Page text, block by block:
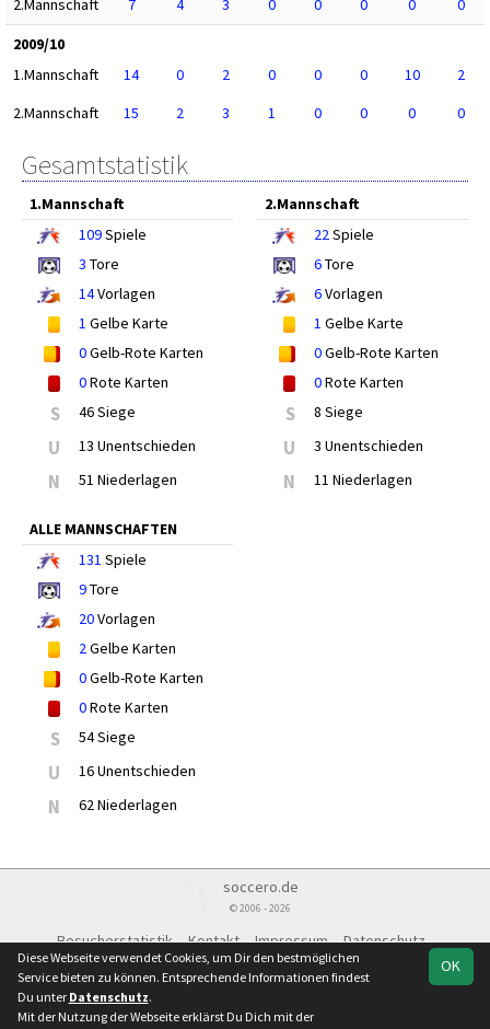
2.Mannschaft
7 4 3 0 0 0 0
0
2009/10
1.Mannschaft
14 0 2 0 0 0 10
2
2.Mannschaft
15 2 3 1 0 0 0 0
Gesamtstatistik
1.Mannschaft
109Spiele
3 Tore
14Vorlagen
1 Gelbe Karte
0Gelb-Rote Karten
0Rote Karten
S 46 Siege
U 13 Unentschieden
N 51 Niederlagen
2.Mannschaft
22Spiele
6Tore
6Vorlagen
1 Gelbe Karte
0Gelb-Rote Karten
0Rote Karten
S 8 Siege
U 3 Unentschieden
N 11 Niederlagen
ALLE MANNSCHAFTEN
131 Spiele
9Tore
20Vorlagen
2Gelbe Karten
0Gelb-Rote Karten
0Rote Karten
S 54 Siege
U 16 Unentschieden
N 62 Niederlagen
soccero.de
© 2006 - 2026
Besucherstatistik Kontakt Impressum
Datenschutz
OK
Diese Webseite verwendet Cookies, um Dir den bestmöglichen
Service bieten zu können. Entsprechende Informationen findest
Du unter Datenschutz.
Mit der Nutzung der Webseite erklärst Du Dich mit der